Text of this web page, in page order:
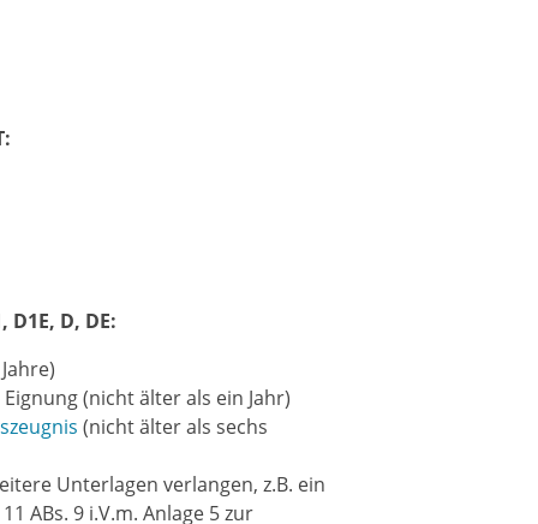
D, DE:
(nicht älter als ein Jahr)
(nicht älter als sechs
Unterlagen verlangen, z.B. ein
ABs. 9 i.V.m. Anlage 5 zur